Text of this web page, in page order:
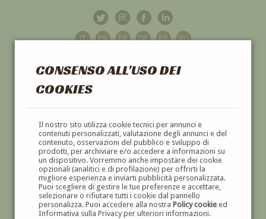
CONSENSO ALL'USO DEI
COOKIES
Il nostro sito utilizza cookie tecnici per annunci e
contenuti personalizzati, valutazione degli annunci e del
contenuto, osservazioni del pubblico e sviluppo di
prodotti, per archiviare e/o accedere a informazioni su
un dispositivo. Vorremmo anche impostare dei cookie
opzionali (analitici e di profilazione) per offrirti la
migliore esperienza e inviarti pubblicità personalizzata.
Puoi scegliere di gestire le tue preferenze e accettare,
selezionare o rifiutare tutti i cookie dal pannello
personalizza. Puoi accedere alla nostra Policy cookieed
Informativa sulla Privacy per ulteriori informazioni.
GALLERIAD'ARTE
DIPINTI E SCULTURE '800 E '900